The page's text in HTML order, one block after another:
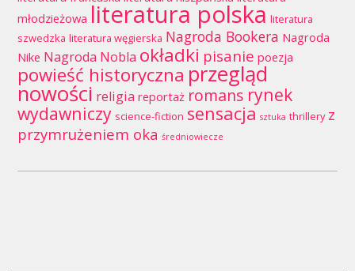
młodzieżowa literatura polska literatura
szwedzka literatura węgierska Nagroda Bookera Nagroda
Nike Nagroda Nobla okładki pisanie poezja
powieść historyczna przegląd
nowości religia reportaż romans rynek
wydawniczy science-fiction sensacja sztuka thrillery z
przymrużeniem oka średniowiecze